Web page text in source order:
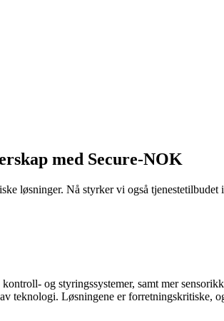
med Secure-NOK
løsninger. Nå styrker vi også
og styringssystemer, samt mer
teknologi. Løsningene er forretningskritiske,